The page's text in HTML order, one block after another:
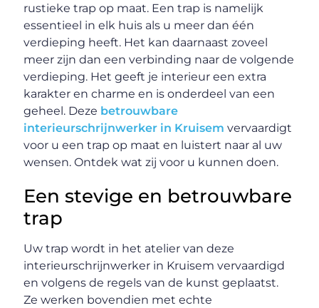
rustieke trap op maat. Een trap is namelijk
essentieel in elk huis als u meer dan één
verdieping heeft. Het kan daarnaast zoveel
meer zijn dan een verbinding naar de volgende
verdieping. Het geeft je interieur een extra
karakter en charme en is onderdeel van een
geheel. Deze betrouwbare
interieurschrijnwerker in Kruisem vervaardigt
voor u een trap op maat en luistert naar al uw
wensen. Ontdek wat zij voor u kunnen doen.
Een stevige en betrouwbare
trap
Uw trap wordt in het atelier van deze
interieurschrijnwerker in Kruisem vervaardigd
en volgens de regels van de kunst geplaatst.
Ze werken bovendien met echte